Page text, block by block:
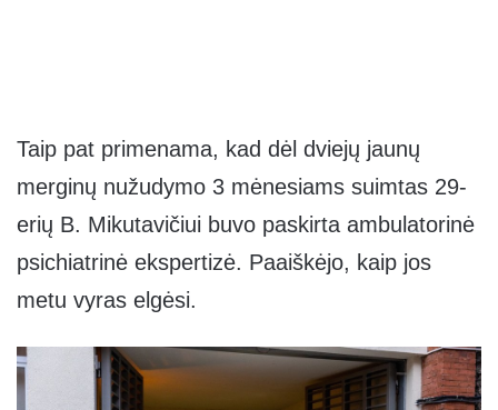
Taip pat primenama, kad dėl dviejų jaunų
merginų nužudymo 3 mėnesiams suimtas 29-
erių B. Mikutavičiui buvo paskirta ambulatorinė
psichiatrinė ekspertizė. Paaiškėjo, kaip jos
metu vyras elgėsi.